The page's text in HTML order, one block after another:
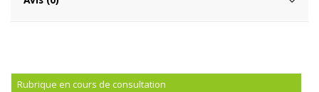
Rubrique en cours de consultation